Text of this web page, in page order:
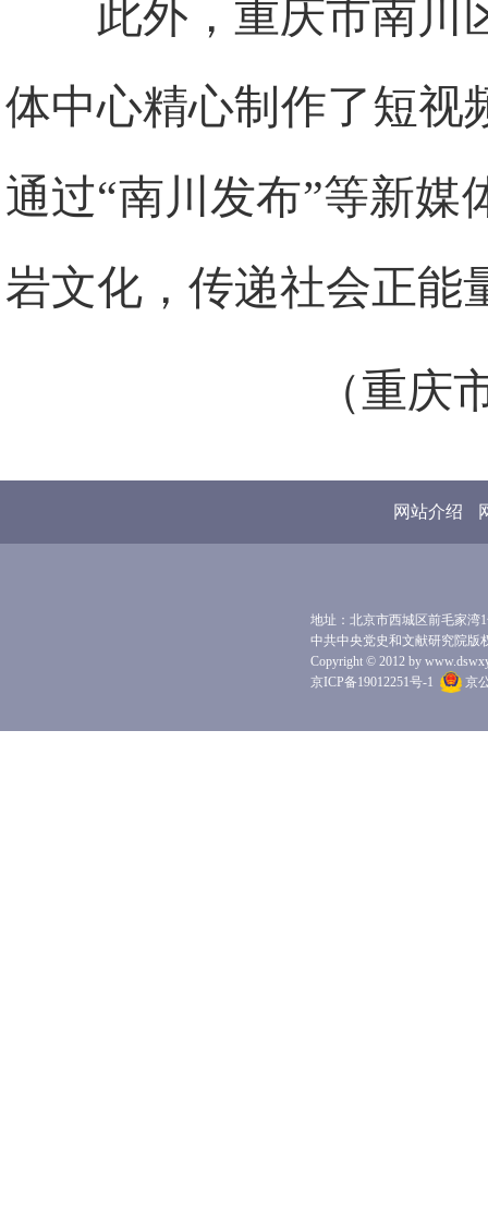
此外，重庆市南川
体中心精心制作了短视
通过“南川发布”等新媒
岩文化，传递社会正能
（重庆
网站介绍
地址：北京市西城区前毛家湾
中共中央党史和文献研究院版
Copyright © 2012 by
京ICP备19012251号-1
京